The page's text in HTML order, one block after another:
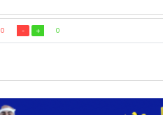
0
0